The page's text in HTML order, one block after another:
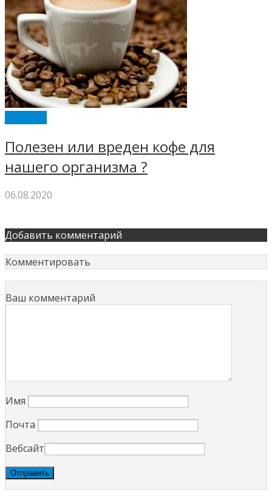
Полезен или вреден кофе для
нашего организма ?
06.08.2020
Добавить комментарий
Комментировать
Ваш комментарий
Имя
Почта
Вебсайт